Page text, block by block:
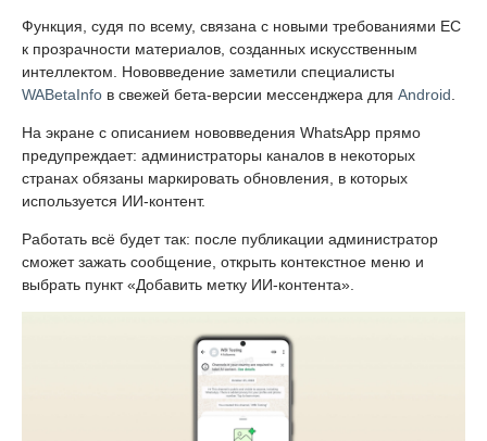
Функция, судя по всему, связана с новыми требованиями ЕС
к прозрачности материалов, созданных искусственным
интеллектом. Нововведение заметили специалисты
WABetaInfo в свежей бета-версии мессенджера для Android
На экране с описанием нововведения WhatsApp прямо
предупреждает: администраторы каналов в некоторых
странах обязаны маркировать обновления, в которых
используется ИИ-контент.
Работать всё будет так: после публикации администратор
сможет зажать сообщение, открыть контекстное меню и
выбрать пункт «Добавить метку ИИ-контента».